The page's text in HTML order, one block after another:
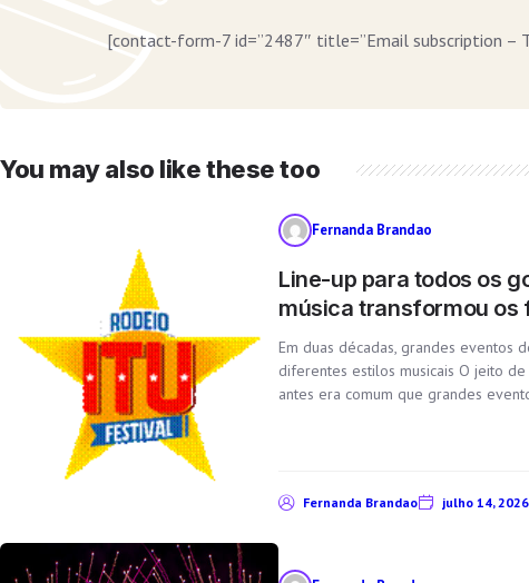
[contact-form-7 id=”2487″ title=”Email subscription –
You may also like these too
Fernanda Brandao
Line-up para todos os
música transformou os
Em duas décadas, grandes eventos
diferentes estilos musicais O jeito de
antes era comum que grandes
Fernanda Brandao julho 14, 2026